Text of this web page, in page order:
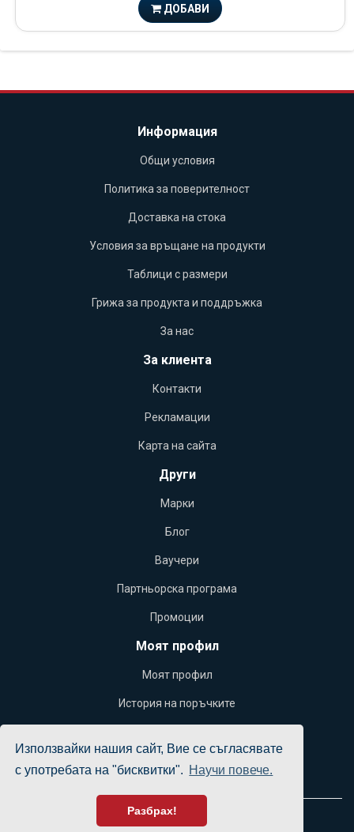
Използвайки нашия сайт, Вие се съгласявате
с употребата на "бисквитки". Научи повече.
Разбрах!
ДОБАВИ
Информация
Общи условия
Политика за поверителност
Доставка на стока
Условия за връщане на продукти
Таблици с размери
Грижа за продукта и поддръжка
За нас
За клиента
Контакти
Рекламации
Карта на сайта
Други
Марки
Блог
Ваучери
Партньорска програма
Промоции
Моят профил
Моят профил
История на поръчките